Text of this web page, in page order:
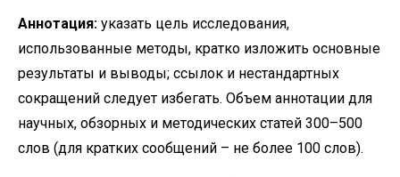
Аннотация: указать цель исследования,
использованные методы, кратко изложить основные
результаты и выводы; ссылок и нестандартных
сокращений следует избегать. Объем аннотации для
научных, обзорных и методических статей 300–500
слов (для кратких сообщений – не более 100 слов).